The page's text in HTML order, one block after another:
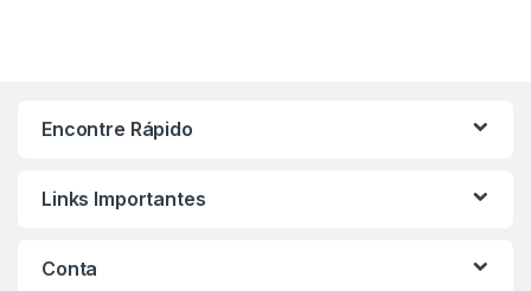
Encontre Rápido
Links Importantes
Conta